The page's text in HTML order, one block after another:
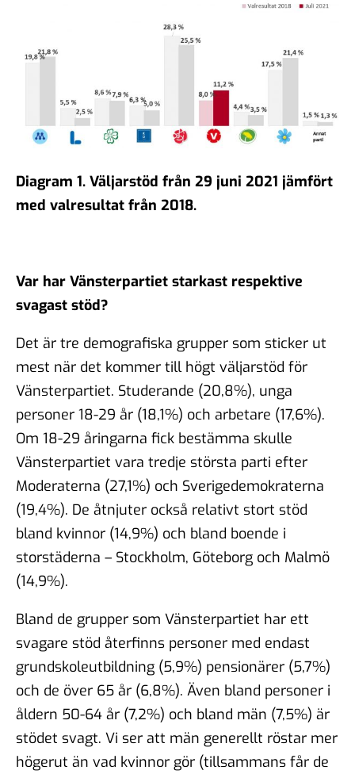
Diagram 1. Väljarstöd från 29 juni 2021 jämfört
med valresultat från 2018.
Var har Vänsterpartiet starkast respektive
svagast stöd?
Det är tre demografiska grupper som sticker ut
mest när det kommer till högt väljarstöd för
Vänsterpartiet. Studerande (20,8%), unga
personer 18-29 år (18,1%) och arbetare (17,6%).
Om 18-29 åringarna fick bestämma skulle
Vänsterpartiet vara tredje största parti efter
Moderaterna (27,1%) och Sverigedemokraterna
(19,4%). De åtnjuter också relativt stort stöd
bland kvinnor (14,9%) och bland boende i
storstäderna – Stockholm, Göteborg och Malmö
(14,9%).
Bland de grupper som Vänsterpartiet har ett
svagare stöd återfinns personer med endast
grundskoleutbildning (5,9%) pensionärer (5,7%)
och de över 65 år (6,8%). Även bland personer i
åldern 50-64 år (7,2%) och bland män (7,5%) är
stödet svagt. Vi ser att män generellt röstar mer
högerut än vad kvinnor gör (tillsammans får de